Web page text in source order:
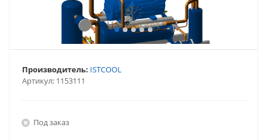
Артикул: 1153111
Производитель: ISTCOOL
Под заказ